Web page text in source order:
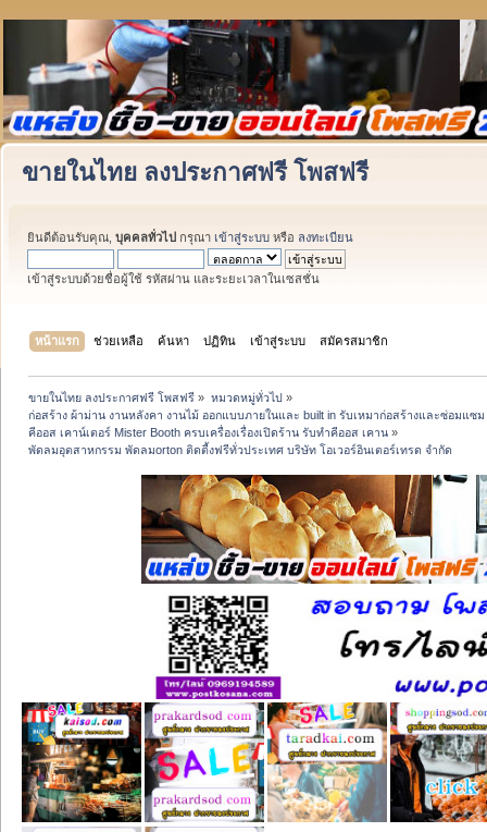
ขายในไทย ลงประกาศฟรี โพสฟรี
ยินดีต้อนรับคุณ, บุคคลทั่วไป กรุณา เข้าสู่ระบบ หรือ ลงทะเบียน
เข้าสู่ระบบด้วยชื่อผู้ใช้ รหัสผ่าน และระยะเวลาในเซสชั่น
หน้าแรก ช่วยเหลือ ค้นหา ปฏิทิน เข้าสู่ระบบ สมัครสมาชิก
ขายในไทย ลงประกาศฟรี โพสฟรี » หมวดหมู่ทั่วไป»
ก่อสร้าง ผ้าม่าน งานหลังคา งานไม้ ออกแบบภายในและ built in รับเหมาก่อสร้างและซ่อมแ
คีออส เคาน์เตอร์ Mister Booth ครบเครื่องเรื่องเปิดร้าน รับทำคีออส เคาน »
พัดลมอุตสาหกรรม พัดลมorton ติดตี้งฟรีทั่วประเทศ บริษัท โอเวอร์อินเตอร์เทรด จำกัด